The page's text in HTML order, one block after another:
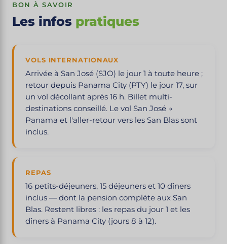
BON À SAVOIR
Les infos pratiques
VOLS INTERNATIONAUX
Arrivée à San José (SJO) le jour 1 à toute heure ;
retour depuis Panama City (PTY) le jour 17, sur
un vol décollant après 16 h. Billet multi-
destinations conseillé. Le vol San José →
Panama et l'aller-retour vers les San Blas sont
inclus.
REPAS
16 petits-déjeuners, 15 déjeuners et 10 dîners
inclus — dont la pension complète aux San
Blas. Restent libres : les repas du jour 1 et les
dîners à Panama City (jours 8 à 12).